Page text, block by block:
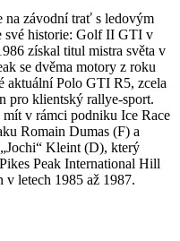
na závodní trať s ledovým
své historie: Golf II GTI v
získal titul mistra světa v
se dvěma motory z roku
aktuální Polo GTI R5, zcela
pro klientský rallye-sport.
v rámci podniku Ice Race
Romain Dumas (F) a
Kleint (D), který
Peak International Hill
letech 1985 až 1987.